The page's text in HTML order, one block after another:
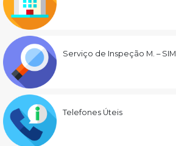
Serviço de Inspeção M. – SIM
Telefones Úteis